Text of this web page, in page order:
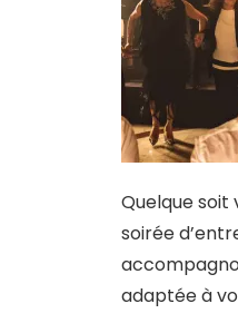
Quelque
soirée
adaptée à